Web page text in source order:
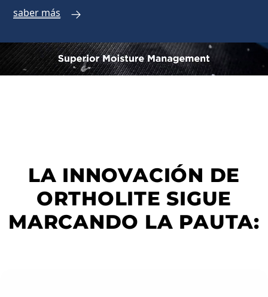
saber más
LA INNOVACIÓN DE
ORTHOLITE SIGUE
MARCANDO LA PAUTA: